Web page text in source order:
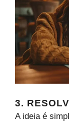
3.
A ideia é